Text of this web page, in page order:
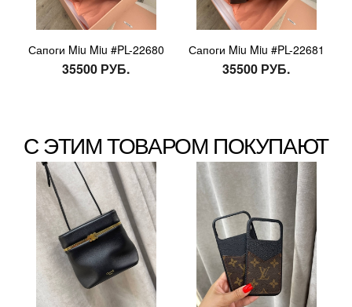
Сапоги Miu Miu #PL-22680
35500 РУБ.
Сапоги Miu Miu #PL-22681
35500 РУБ.
С ЭТИМ ТОВАРОМ ПОКУПАЮТ